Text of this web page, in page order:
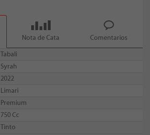
Nota de Cata Comentarios
Tabali
Syrah
2022
Limari
Premium
750 Cc
Tinto